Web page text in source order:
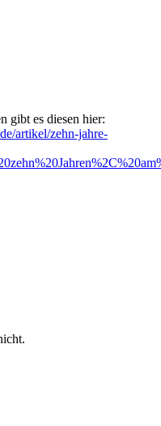
gibt es diesen hier:
artikel/zehn-jahre-